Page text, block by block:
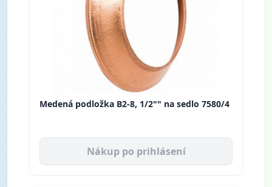
Medená podložka B2-8, 1/2"" na sedlo 7580/4
Nákup po prihlásení